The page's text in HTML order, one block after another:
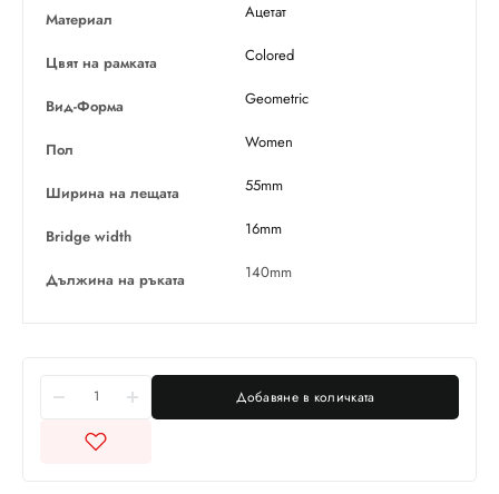
Материал
Ацетат
Цвят на рамката Colored
Вид-Форма Geometric
Пол Women
Ширина на лещата 55mm
Bridge width 16mm
Дължина на ръката 140mm
Добавяне в количката